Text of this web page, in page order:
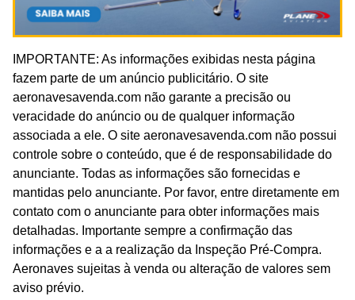
IMPORTANTE: As informações exibidas nesta página
fazem parte de um anúncio publicitário. O site
aeronavesavenda.com não garante a precisão ou
veracidade do anúncio ou de qualquer informação
associada a ele. O site aeronavesavenda.com não possui
controle sobre o conteúdo, que é de responsabilidade do
anunciante. Todas as informações são fornecidas e
mantidas pelo anunciante. Por favor, entre diretamente em
contato com o anunciante para obter informações mais
detalhadas. Importante sempre a confirmação das
informações e a a realização da Inspeção Pré-Compra.
Aeronaves sujeitas à venda ou alteração de valores sem
aviso prévio.